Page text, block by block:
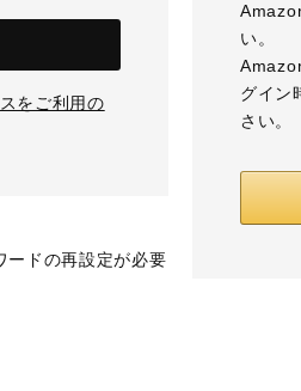
をご利用の
い。
グイン
さい。
ードの再設定が必要